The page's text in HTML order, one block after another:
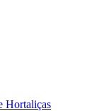
Hortaliças